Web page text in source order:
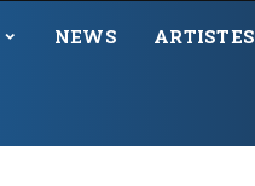
NEWS ARTISTES